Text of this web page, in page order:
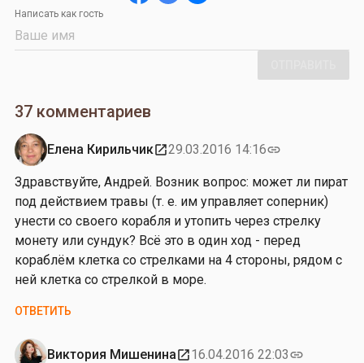
Написать как гость
37 комментариев
Елена Кирильчикopen_in_new29.03.2016 14:16link
Здравствуйте, Андрей. Возник вопрос: может ли пират
под действием травы (т. е. им управляет соперник)
унести со своего корабля и утопить через стрелку
монету или сундук? Всё это в один ход - перед
кораблём клетка со стрелками на 4 стороны, рядом с
ней клетка со стрелкой в море.
ОТВЕТИТЬ
Виктория Мишенинаopen_in_new16.04.2016 22:03link